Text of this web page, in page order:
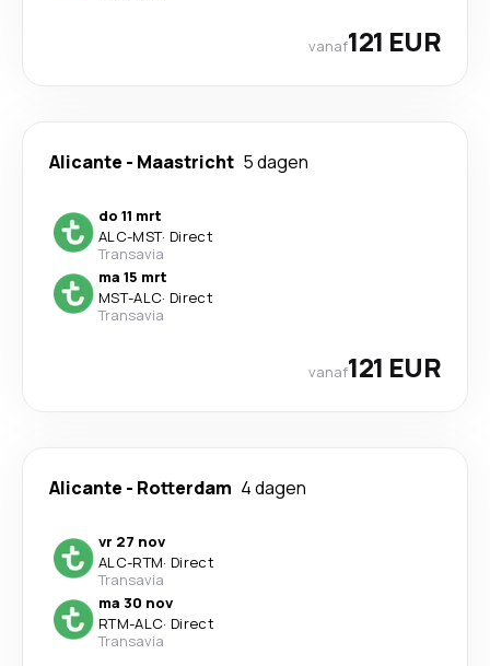
vanaf121 EUR
Alicante - Maastricht 5 dagen
do 11 mrt
ALC-MST· Direct
Transavia
ma 15 mrt
MST-ALC· Direct
Transavia
vanaf121 EUR
Alicante - Rotterdam 4 dagen
vr 27 nov
ALC-RTM· Direct
Transavia
ma 30 nov
RTM-ALC· Direct
Transavia